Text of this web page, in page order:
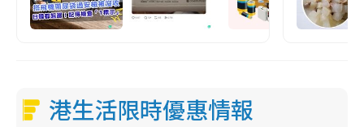
港生活限時優惠情報